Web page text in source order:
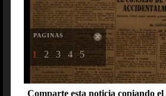
PAGINAS
1 2 3 4 5
Comparte esta noticia copiando el